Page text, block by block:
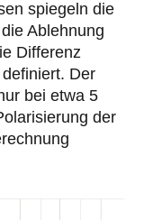
spiegeln die
Ablehnung
Differenz
Der
bei etwa 5
der